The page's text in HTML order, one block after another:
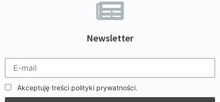
Newsletter
Akceptuję treści polityki prywatności.